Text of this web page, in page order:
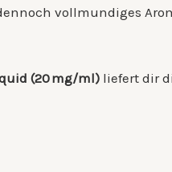
vollmundiges
(20 mg/ml) liefert dir